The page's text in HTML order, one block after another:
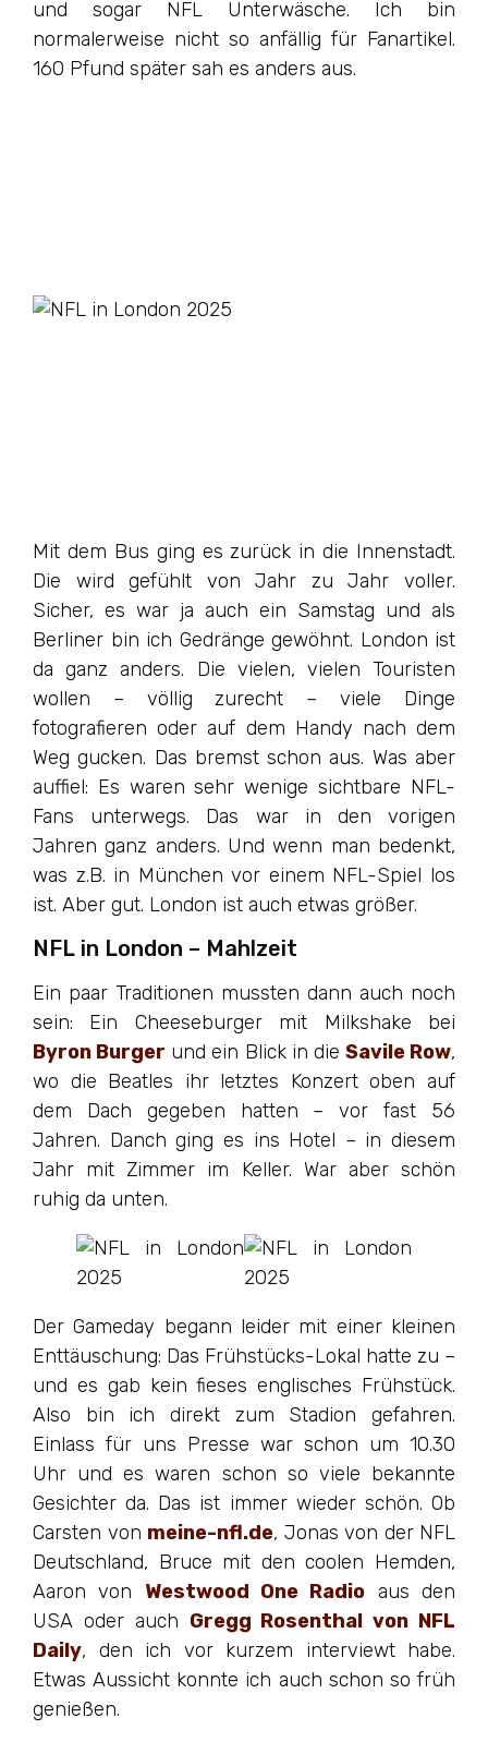
und sogar NFL Unterwäsche. Ich bin
normalerweise nicht so anfällig für Fanartikel.
160 Pfund später sah es anders aus.
Mit dem Bus ging es zurück in die Innenstadt.
Die wird gefühlt von Jahr zu Jahr voller.
Sicher, es war ja auch ein Samstag und als
Berliner bin ich Gedränge gewöhnt. London ist
da ganz anders. Die vielen, vielen Touristen
wollen – völlig zurecht – viele Dinge
fotografieren oder auf dem Handy nach dem
Weg gucken. Das bremst schon aus. Was aber
auffiel: Es waren sehr wenige sichtbare NFL-
Fans unterwegs. Das war in den vorigen
Jahren ganz anders. Und wenn man bedenkt,
was z.B. in München vor einem NFL-Spiel los
ist. Aber gut. London ist auch etwas größer.
NFL in London – Mahlzeit
Ein paar Traditionen mussten dann auch noch
sein: Ein Cheeseburger mit Milkshake bei
Byron Burger und ein Blick in die Savile Row,
wo die Beatles ihr letztes Konzert oben auf
dem Dach gegeben hatten – vor fast 56
Jahren. Danch ging es ins Hotel – in diesem
Jahr mit Zimmer im Keller. War aber schön
ruhig da unten.
Der Gameday begann leider mit einer kleinen
Enttäuschung: Das Frühstücks-Lokal hatte zu –
und es gab kein fieses englisches Frühstück.
Also bin ich direkt zum Stadion gefahren.
Einlass für uns Presse war schon um 10.30
Uhr und es waren schon so viele bekannte
Gesichter da. Das ist immer wieder schön. Ob
Carsten von meine-nfl.de, Jonas von der NFL
Deutschland, Bruce mit den coolen Hemden,
Aaron von Westwood One Radio aus den
USA oder auch Gregg Rosenthal von NFL
Daily, den ich vor kurzem interviewt habe.
Etwas Aussicht konnte ich auch schon so früh
genießen.